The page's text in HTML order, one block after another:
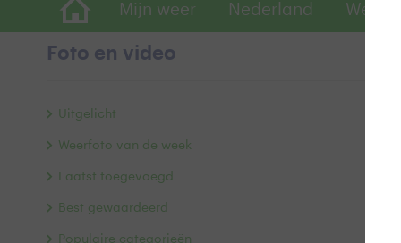
Mijn weer Nederland
Foto en video
Uitgelicht
Weerfoto van de week
Laatst toegevoegd
Best gewaardeerd
Populaire categorieën